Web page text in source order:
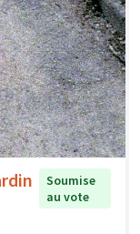
Soumise
au vote